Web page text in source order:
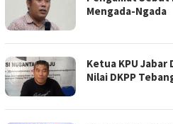
Mengada-Ngada
Ketua KPU
Nilai DKPP